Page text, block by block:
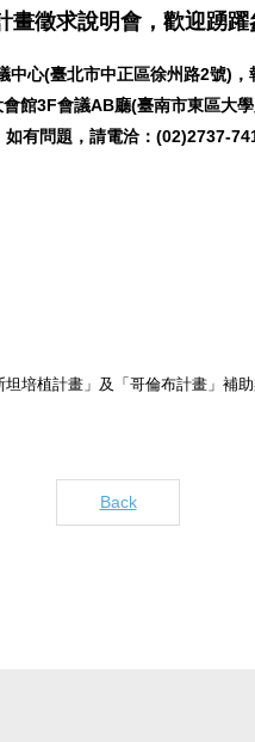
徵求說明會，歡迎踴躍
心(臺北市中正區徐州路2號)，
館3F會議AB廳(臺南市東區大學
有問題，請電洽：(02)2737-
培植計畫」及「哥倫布計畫」補
Back